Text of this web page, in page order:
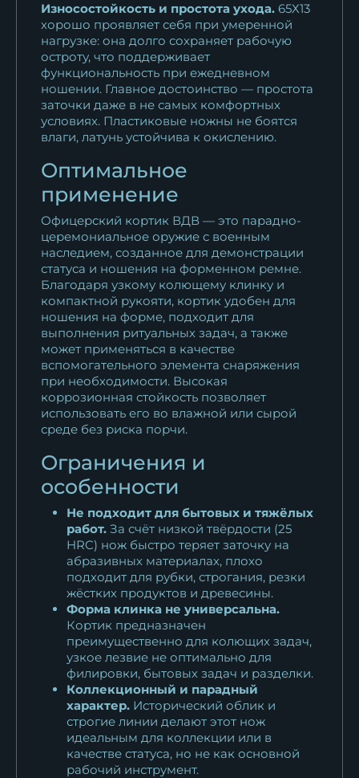
Кортик офицерский
Адмирала Кузнецова
10 435₽
Кортик офицерский
Следственного комитета
10 435₽
Кортик офицерский
Пограничной службы
10 435₽
Кортик офицерский РВСН
(ракетные...
10 435₽
Кортик офицерский СВУ
(Суворовское...
10 435₽
Кортик офицерский
Прокурорский
Износостойкость и простота ухода. 65Х13
хорошо проявляет себя при умеренной
нагрузке: она долго сохраняет рабочую
остроту, что поддерживает
функциональность при ежедневном
ношении. Главное достоинство — простота
заточки даже в не самых комфортных
условиях. Пластиковые ножны не боятся
влаги, латунь устойчива к окислению.
Оптимальное
применение
Офицерский кортик ВДВ — это парадно-
церемониальное оружие с военным
наследием, созданное для демонстрации
статуса и ношения на форменном ремне.
Благодаря узкому колющему клинку и
компактной рукояти, кортик удобен для
ношения на форме, подходит для
выполнения ритуальных задач, а также
может применяться в качестве
вспомогательного элемента снаряжения
при необходимости. Высокая
коррозионная стойкость позволяет
использовать его во влажной или сырой
среде без риска порчи.
Ограничения и
особенности
Не подходит для бытовых и тяжёлых
работ. За счёт низкой твёрдости (25
HRC) нож быстро теряет заточку на
абразивных материалах, плохо
подходит для рубки, строгания, резки
жёстких продуктов и древесины.
Форма клинка не универсальна.
Кортик предназначен
преимущественно для колющих задач,
узкое лезвие не оптимально для
филировки, бытовых задач и разделки.
Коллекционный и парадный
характер. Исторический облик и
строгие линии делают этот нож
идеальным для коллекции или в
качестве статуса, но не как основной
рабочий инструмент.